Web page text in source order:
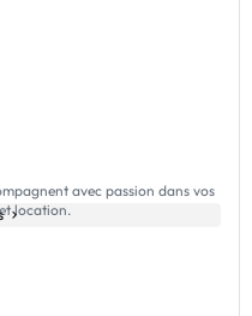
avec passion dans vos
location.